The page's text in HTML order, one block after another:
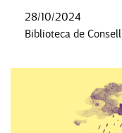
28/10/2024
Biblioteca de Consell